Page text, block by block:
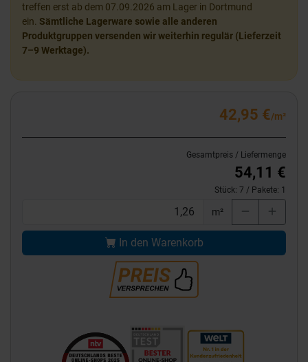
treffen erst ab dem 07.09.2026 am Lager in Dortmund
ein. Sämtliche Lagerware sowie alle anderen
Produktgruppen versenden wir weiterhin regulär (Lieferzeit
7–9 Werktage).
42,95 €/m²
Gesamtpreis / Liefermenge
54,11 €
Stück: 7 / Pakete: 1
m²
In den Warenkorb